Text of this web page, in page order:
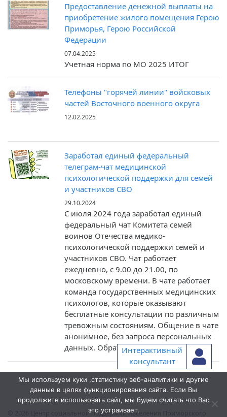
Предоставление денежной выплаты на
приобретение жилого помещения Герою
Приморья, Герою Российской
Федерации
07.04.2025
Учетная норма по МО 2025 ИТОГ
Телефоны "горячей линии" войсковых
частей Восточного военного округа
12.02.2025
Заработал единый федеральный
телеграм-чат медицинской
психологической поддержки для семей
и участников СВО
29.10.2024
С июля 2024 года заработал единый
федеральный чат Комитета семей
воинов Отечества медико-
психологической поддержки семей и
участников СВО. Чат работает
ежедневно, с 9.00 до 21.00, по
московскому времени. В чате работает
команда государственных медицинских
психологов, которые оказывают
бесплатные консультации по различным
тревожным состояниям. Общение в чате
анонимное, без запроса персональных
данных. Обратиться в чат может […]
Интерактивный
консультант
Центр социальной поддержки населения Приморского
Мы используем куки ,статистику веб-аналитики и другие
данные в целях функционирования сайта. Если Вы
продолжите использовать сайт, мы будем считать что Вас
это устраивает.